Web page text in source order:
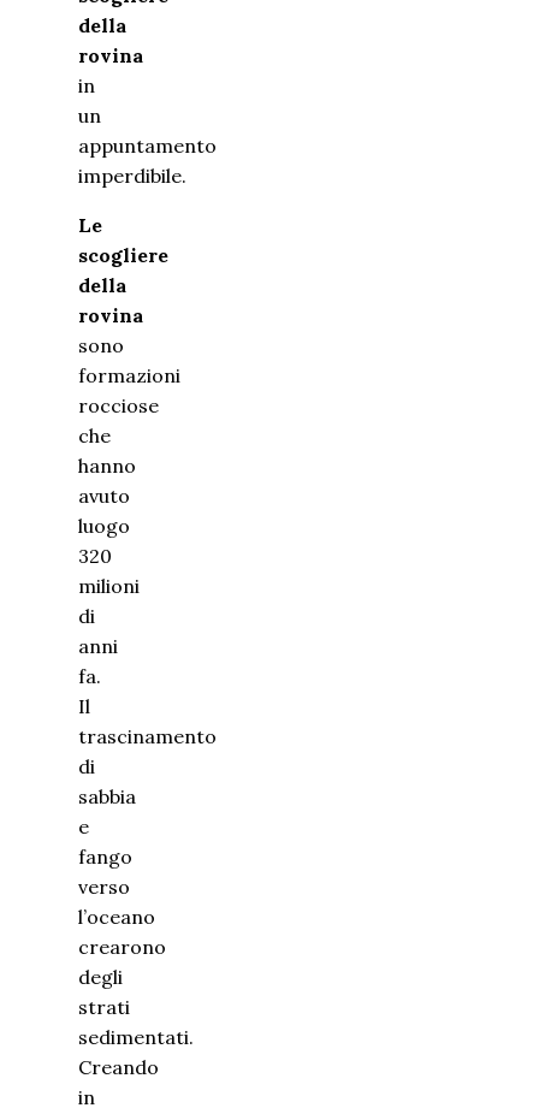
della
rovina
in
un
appuntamento
imperdibile.
Le
scogliere
della
rovina
sono
formazioni
rocciose
che
hanno
avuto
luogo
320
milioni
di
anni
fa.
Il
trascinamento
di
sabbia
e
fango
verso
l’oceano
crearono
degli
strati
sedimentati.
Creando
in